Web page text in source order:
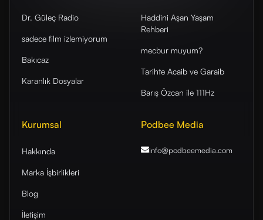
Dr. Güleç Radio
sadece film izlemiyorum
Bakıcaz
Karanlık Dosyalar
Haddini Aşan Yaşam
Rehberi
mecbur muyum?
Tarihte Acaib ve Garaib
Barış Özcan ile 111Hz
Kurumsal
Hakkında
Marka İşbirlikleri
Blog
İletişim
Podbee Media
info@podbeemedia.com